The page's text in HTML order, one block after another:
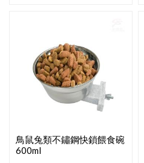
鳥鼠兔類不鏽鋼快鎖餵食碗
600ml